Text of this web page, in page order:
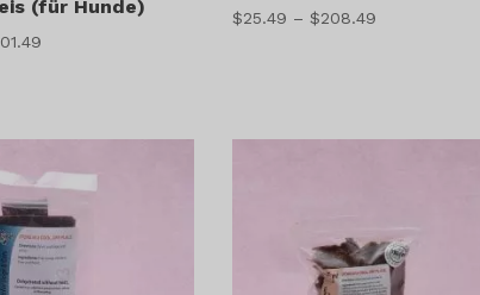
(für Hunde)
$25.49 –$208.49